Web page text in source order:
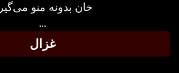
خان بدونه منو می‌گیره
غزال